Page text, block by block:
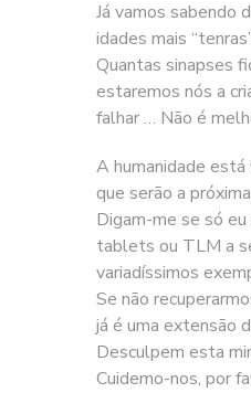
Já vamos sabendo
idades mais
Quantas sinapses
estaremos nós a
falhar … Não é
A humanidade
que serão a
Digam-me se só eu
tablets ou TLM a
variadíssimos
Se não
já é uma extensão
Desculpem esta
Cuidemo-nos, por